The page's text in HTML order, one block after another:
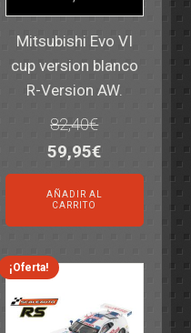
Mitsubishi Evo VI
cup version blanco
R-Version AW.
82,40€
El
precio
original
era:
82,40€.
59,95€El
precio
es:
59,95€.
AÑADIR AL
CARRITO
¡Oferta!